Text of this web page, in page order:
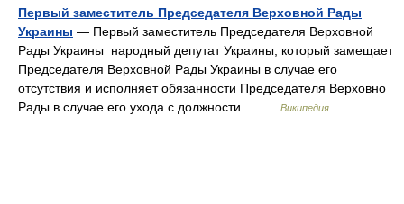
Первый заместитель Председателя Верховной Рады
Украины — Первый заместитель Председателя Верховной
Рады Украины народный депутат Украины, который замещает
Председателя Верховной Рады Украины в случае его
отсутствия и исполняет обязанности Председателя Верховно
Рады в случае его ухода с должности… …
Википедия